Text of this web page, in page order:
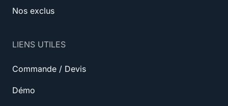
Nos exclus
LIENS UTILES
Commande / Devis
Démo